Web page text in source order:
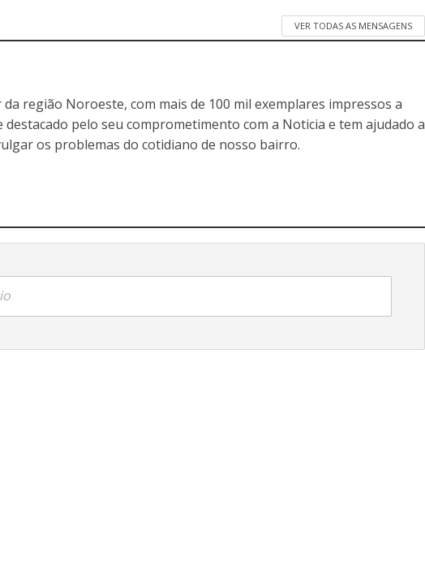
VER TODAS AS MENSAGENS
região Noroeste, com mais de 100 mil exemplares impressos a
pelo seu comprometimento com a Noticia e tem ajudado a
os problemas do cotidiano de nosso bairro.